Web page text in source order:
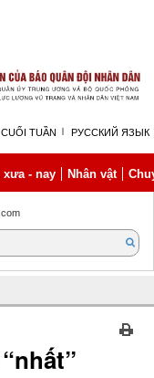
TUẦN РУССКИЙ ЯЗЫК
xưa - nay Nhân vật